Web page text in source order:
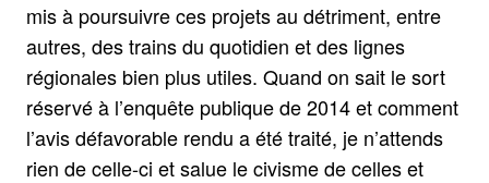
mis à poursuivre ces projets au détriment, entre
autres, des trains du quotidien et des lignes
régionales bien plus utiles. Quand on sait le sort
réservé à l’enquête publique de 2014 et comment
l’avis défavorable rendu a été traité, je n’attends
rien de celle-ci et salue le civisme de celles et